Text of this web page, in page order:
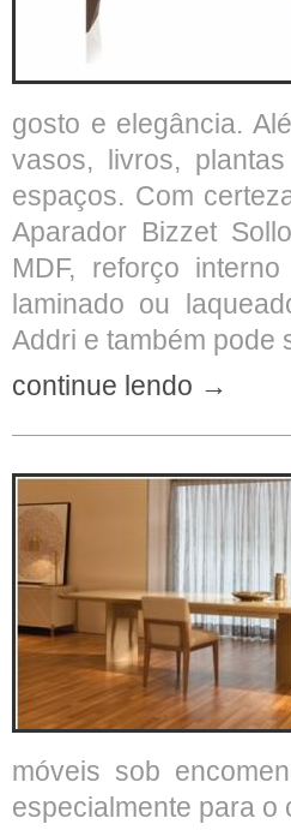
gosto e elegância.
vasos, livros,
espaços. Com
Aparador Bizzet
MDF, reforço
laminado ou
Addri e também pode
continue lendo →
móveis sob
especialmente para o